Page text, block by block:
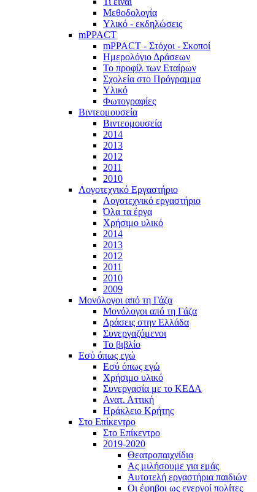
Μεθοδολογία
Υλικό - εκδηλώσεις
mPPACT
mPPACT - Στόχοι - Σκοποί
Ημερολόγιο Δράσεων
Το προφίλ των Εταίρων
Σχολεία στο Πρόγραμμα
Υλικό
Φωτογραφίες
Βιντεομουσεία
Βιντεομουσεία
2014
2013
2012
2011
2010
Λογοτεχνικό Εργαστήριο
Λογοτεχνικό εργαστήριο
Όλα τα έργα
Χρήσιμο υλικό
2014
2013
2012
2011
2010
2009
Μονόλογοι από τη Γάζα
Μονόλογοι από τη Γάζα
Δράσεις στην Ελλάδα
Συνεργαζόμενοι
To βιβλίο
Εσύ όπως εγώ
Εσύ όπως εγώ
Χρήσιμο υλικό
Συνεργασία με το ΚΕΔΑ
Ανατ. Αττική
Ηράκλειο Κρήτης
Στο Επίκεντρο
Στο Επίκεντρο
2019-2020
Θεατροπαιχνίδια
Ας μιλήσουμε για εμάς
Αυτοτελή εργαστήρια παιδιών
Οι έφηβοι ως ενεργοί πολίτες